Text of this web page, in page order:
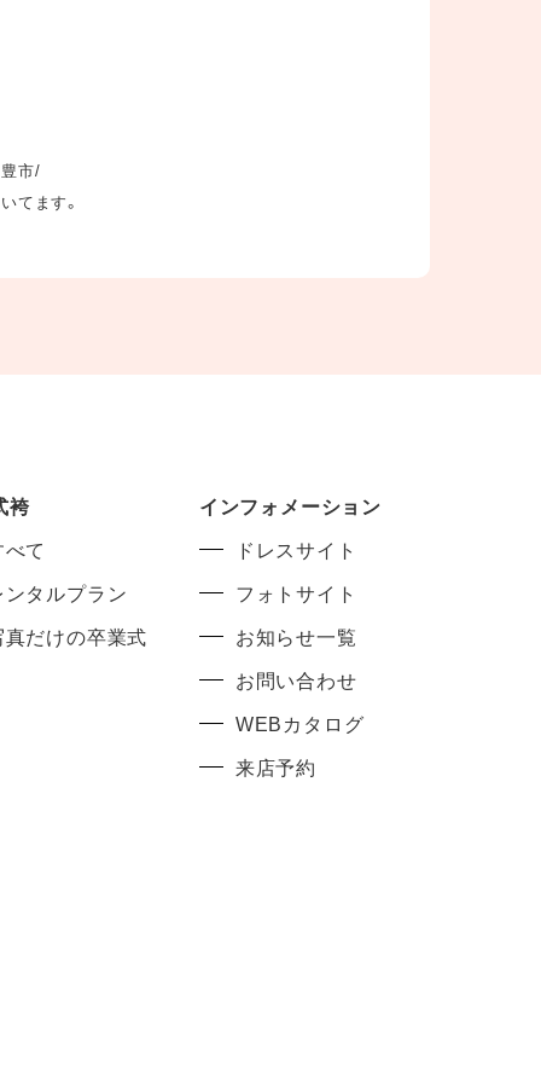
市/
てます。
袴
て
ンタルプラン
真だけの卒業式
インフォメーション
ドレスサイト
フォトサイト
お知らせ一覧
お問い合わせ
WEBカタログ
来店予約